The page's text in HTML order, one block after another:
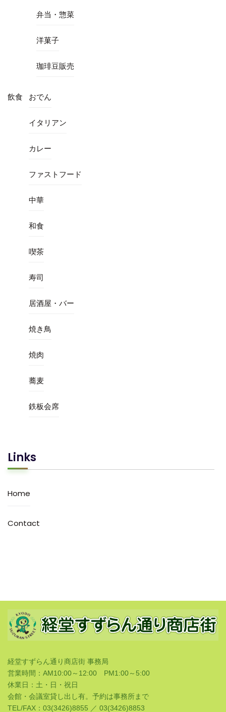
弁当・惣菜
洋菓子
珈琲豆販売
飲食 おでん
イタリアン
カレー
ファストフード
中華
和食
喫茶
寿司
居酒屋・バー
焼き鳥
焼肉
蕎麦
鉄板会席
Links
Home
Contact
経堂すずらん通り商店街 事務局
営業時間：AM10:00～12:00 PM1:00～5:00
休業日：土・日・祝日
会館・会議室貸し出し有。予約は事務所まで
TEL/FAX：03(3426)8855 ／ 03(3426)8853